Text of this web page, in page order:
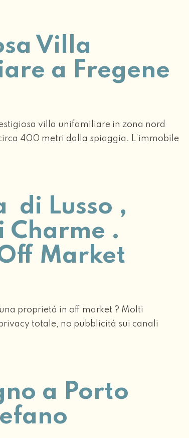
Villa
a Fregene
villa unifamiliare in zona nord
400 metri dalla spiaggia. L’immobile
di Lusso ,
Charme .
Market
proprietà in off market ? Molti
totale, no pubblicità sui canali
a Porto